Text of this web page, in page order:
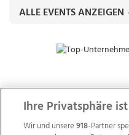
ALLE EVENTS ANZEIGEN
ZUR
Ihre Privatsphäre
Wir und unsere918-Partner